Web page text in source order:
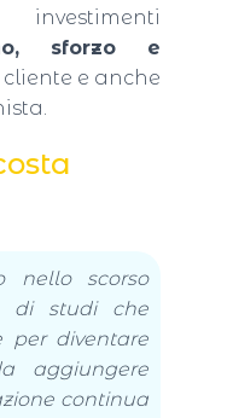
investimenti
sforzo e
e anche
nello scorso
di studi che
per diventare
aggiungere
continua